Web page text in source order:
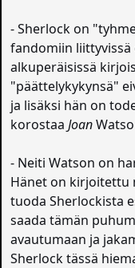
- Sherlock on
fandomiin liittyvissä
alkuperäisissä
"päättelykykynsä"
ja lisäksi hän on
korostaaJoan
- Neiti Watson on
Hänet on kirjoitettu
tuoda Sherlockista
saada tämän
avautumaan ja
Sherlock tässä